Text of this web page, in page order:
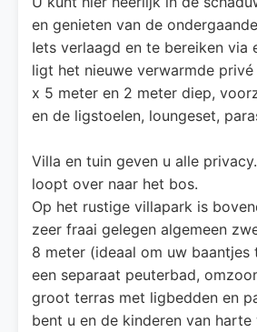
en genieten van de
Iets verlaagd en te bereiken via
ligt het nieuwe verwarmde
x 5 meter en 2 meter diep,
en de ligstoelen, loungeset,
Villa en tuin geven u alle
loopt over naar het bos.
Op het rustige villapark is
zeer fraai gelegen algemeen
8 meter (ideaal om uw baantjes
een separaat peuterbad,
groot terras met ligbedden en
bent u en de kinderen van harte